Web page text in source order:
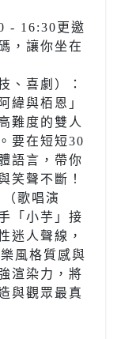
- 16:30更邀
，讓你坐在
、喜劇）：
緯與栢恩」
難度的雙人
要在短短30
語言，帶你
笑聲不斷！
歌唱演
「小芋」接
迷人聲線，
風格質感與
渲染力，將
與觀眾最真